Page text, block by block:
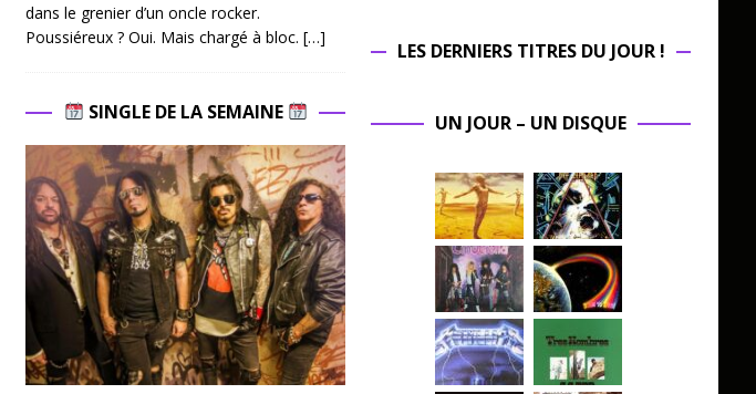
dans le grenier d’un oncle rocker.
Poussiéreux ? Oui. Mais chargé à bloc. […]
SINGLE DE LA SEMAINE
LES DERNIERS TITRES DU JOUR !
UN JOUR – UN DISQUE